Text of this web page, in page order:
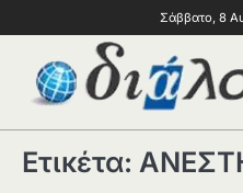
Σάββατο, 8
Ετικέτα: